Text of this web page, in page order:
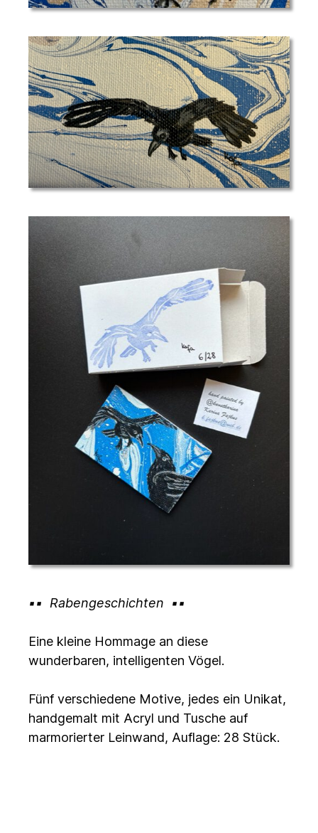
Rabengeschichten
Eine kleine Hommage an diese
wunderbaren, intelligenten Vögel.
Fünf verschiedene Motive, jedes ein Unikat,
handgemalt mit Acryl und Tusche auf
marmorierter Leinwand, Auflage: 28 Stück.